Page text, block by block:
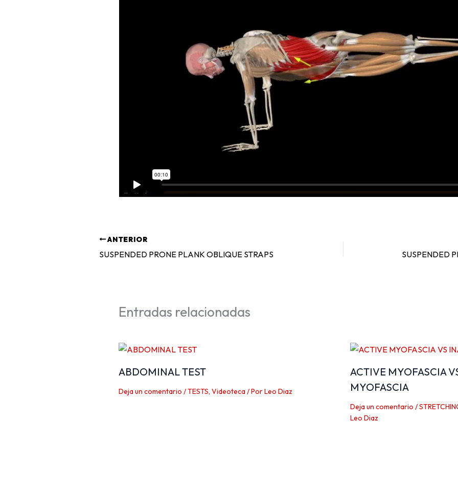
ANTERIOR
SUSPENDED PRONE PLANK OBLIQUE STRAPS
Entradas relacionadas
ABDOMINAL TEST
Deja un comentario /TESTS, Videoteca/ PorLeo Diaz
ACTIVE MYOFASCIA
MYOFASCIA
Deja un comentario /
Leo Diaz